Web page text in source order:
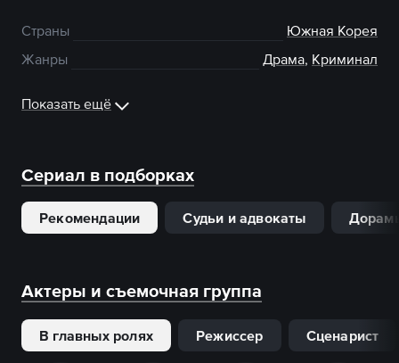
Страны
Южная Корея
Жанры
Драма, Криминал
Показать ещё
Сериал в подборках
Рекомендации Судьи и адвокаты
Актеры и съемочная группа
В главных ролях Режиссер Сценарист